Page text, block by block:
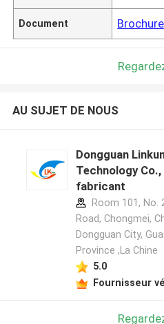
Document
AU SUJET DE NOUS
Dongguan
Technology
fabricant
Room 101, No.
Road, Chongmei,
Dongguan City,
Province ,La Chine
5.0
Fournisseur